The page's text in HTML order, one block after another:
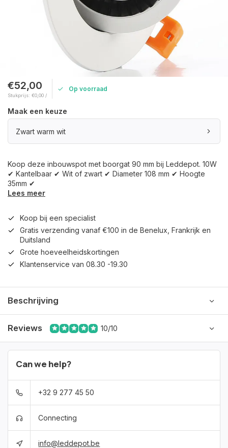
€52,00
Stukprijs: €0,00 /
Op voorraad
Maak een keuze
Zwart warm wit
Koop deze inbouwspot met boorgat 90 mm bij Leddepot. 10W
✔ Kantelbaar ✔ Wit of zwart ✔ Diameter 108 mm ✔ Hoogte
35mm ✔
Lees meer
Koop bij een specialist
Gratis verzending vanaf €100 in de Benelux, Frankrijk en
Duitsland
Grote hoeveelheidskortingen
Klantenservice van 08.30 -19.30
Beschrijving
Reviews 10/10
Can we help?
+32 9 277 45 50
Connecting
info@leddepot.be